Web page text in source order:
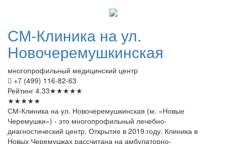
СМ-Клиника на ул.
Новочеремушкинская
многопрофильный медицинский центр
+7 (499) 116-82-63
Рейтинг 4.33★★★★★
★★★★★
СМ-Клиника на ул. Новочеремушкинская (м. «Новые
Черемушки») - это многопрофильный лечебно-
диагностический центр. Открытие в 2019 году. Клиника в
Новых Черемушках рассчитана на амбулаторно-